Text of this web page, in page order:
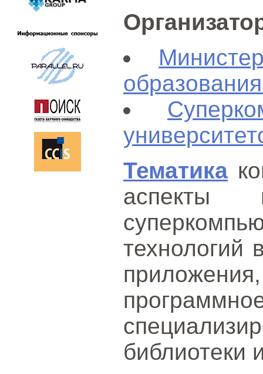
Тематика
аспекты
технологий
библиотеки